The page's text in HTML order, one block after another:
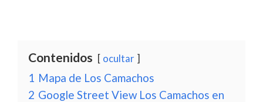
Contenidos ocultar
1 Mapa de Los Camachos
2 Google Street View Los Camachos en